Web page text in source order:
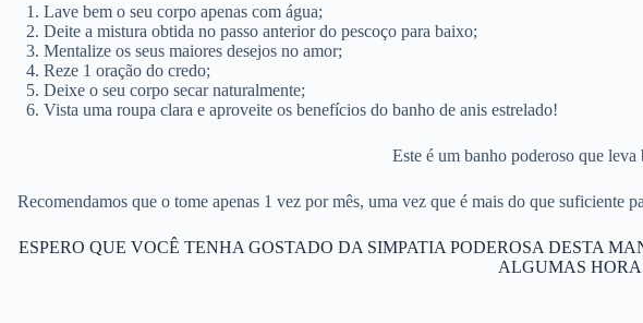
Lave bem o seu corpo apenas com água;
Deite a mistura obtida no passo anterior do pescoço para baixo;
Mentalize os seus maiores desejos no amor;
Reze 1 oração do credo;
Deixe o seu corpo secar naturalmente;
Vista uma roupa clara e aproveite os benefícios do banho de anis estrelado!
Este é um banho poderoso que leva
Recomendamos que o tome apenas 1 vez por mês, uma vez que é mais do que suficiente
ESPERO QUE VOCÊ TENHA GOSTADO DA SIMPATIA PODEROSA DESTA
ALGUMAS